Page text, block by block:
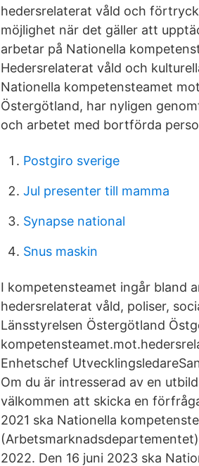
hedersrelaterat våld och
möjlighet när det gäller att
arbetar på Nationella
Hedersrelaterat våld och
Nationella kompetensteamet
Östergötland, har nyligen
och arbetet med bortförda
Postgiro sverige
Jul presenter till mamma
Synapse national
Snus maskin
I kompetensteamet ingår bland
hedersrelaterat våld, poliser,
Länsstyrelsen Östergötland
Enhetschef
Om du är intresserad av en
välkommen att skicka en
2021 ska Nationella
2022. Den 16 juni 2023 ska